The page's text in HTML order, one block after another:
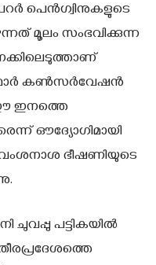
പെന്‍ഗ്വിനുകളുടെ
മൂലം സംഭവിക്കുന്ന
കണ്‍സര്‍വേഷന്‍
ഇനത്തെ
ഔദ്യോഗിമായി
ഭീഷണിയുടെ
ചുവപ്പു പട്ടികയില്‍